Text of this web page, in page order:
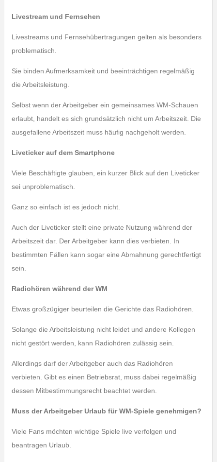
Livestream und Fernsehen
Livestreams und Fernsehübertragungen gelten als besonders
problematisch.
Sie binden Aufmerksamkeit und beeinträchtigen regelmäßig
die Arbeitsleistung.
Selbst wenn der Arbeitgeber ein gemeinsames WM-Schauen
erlaubt, handelt es sich grundsätzlich nicht um Arbeitszeit. Die
ausgefallene Arbeitszeit muss häufig nachgeholt werden.
Liveticker auf dem Smartphone
Viele Beschäftigte glauben, ein kurzer Blick auf den Liveticker
sei unproblematisch.
Ganz so einfach ist es jedoch nicht.
Auch der Liveticker stellt eine private Nutzung während der
Arbeitszeit dar. Der Arbeitgeber kann dies verbieten. In
bestimmten Fällen kann sogar eine Abmahnung gerechtfertigt
sein.
Radiohören während der WM
Etwas großzügiger beurteilen die Gerichte das Radiohören.
Solange die Arbeitsleistung nicht leidet und andere Kollegen
nicht gestört werden, kann Radiohören zulässig sein.
Allerdings darf der Arbeitgeber auch das Radiohören
verbieten. Gibt es einen Betriebsrat, muss dabei regelmäßig
dessen Mitbestimmungsrecht beachtet werden.
Muss der Arbeitgeber Urlaub für WM-Spiele genehmigen?
Viele Fans möchten wichtige Spiele live verfolgen und
beantragen Urlaub.